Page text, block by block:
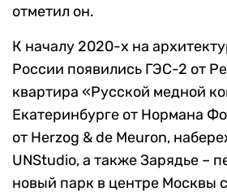
отметил он.
К началу 2020-х на
России появились ГЭС-2 от
квартира «Русской медной
Екатеринбурге от Нормана
от Herzog & de Meuron,
UNStudio, а также Зарядье –
новый парк в центре Москвы